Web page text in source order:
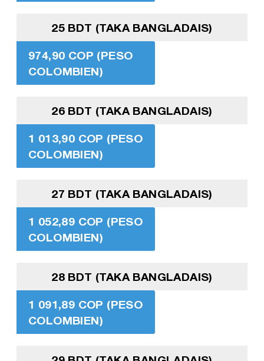
25 BDT (TAKA BANGLADAIS)
974,90 COP (PESO
COLOMBIEN)
26 BDT (TAKA BANGLADAIS)
1 013,90 COP (PESO
COLOMBIEN)
27 BDT (TAKA BANGLADAIS)
1 052,89 COP (PESO
COLOMBIEN)
28 BDT (TAKA BANGLADAIS)
1 091,89 COP (PESO
COLOMBIEN)